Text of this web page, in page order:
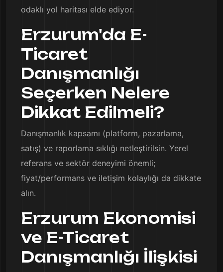
odaklı yol haritası elde ediyor.
Erzurum'da E-
Ticaret
Danışmanlığı
Seçerken Nelere
Dikkat Edilmeli?
Danışmanlık kapsamı (platform, pazarlama,
satış) ve raporlama sıklığı netleştirilsin. Yerel
referans ve sektör deneyimi önemli;
fiyat/performans ve iletişim kolaylığı da dikkate
alın.
Erzurum Ekonomisi
ve E-Ticaret
Danışmanlığı İlişkisi